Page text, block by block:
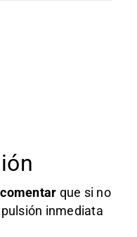
que si no
inmediata